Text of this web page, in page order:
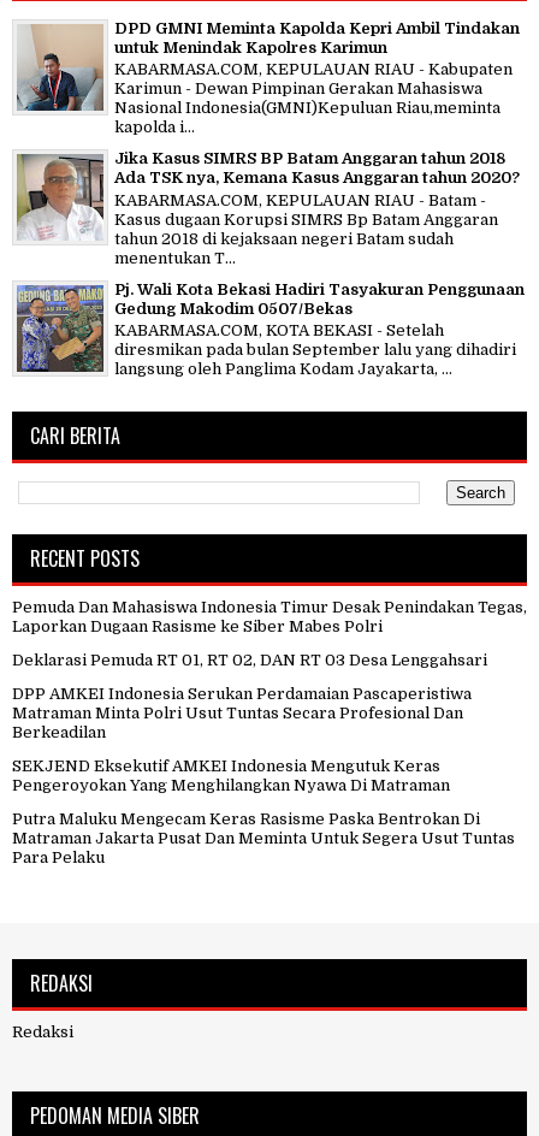
DPD GMNI Meminta Kapolda Kepri Ambil Tindakan
untuk Menindak Kapolres Karimun
KABARMASA.COM, KEPULAUAN RIAU - Kabupaten
Karimun - Dewan Pimpinan Gerakan Mahasiswa
Nasional Indonesia(GMNI)Kepuluan Riau,meminta
kapolda i...
Jika Kasus SIMRS BP Batam Anggaran tahun 2018
Ada TSK nya, Kemana Kasus Anggaran tahun 2020?
KABARMASA.COM, KEPULAUAN RIAU - Batam -
Kasus dugaan Korupsi SIMRS Bp Batam Anggaran
tahun 2018 di kejaksaan negeri Batam sudah
menentukan T...
Pj. Wali Kota Bekasi Hadiri Tasyakuran Penggunaan
Gedung Makodim 0507/Bekas
KABARMASA.COM, KOTA BEKASI - Setelah
diresmikan pada bulan September lalu yang dihadiri
langsung oleh Panglima Kodam Jayakarta, ...
CARI BERITA
RECENT POSTS
Pemuda Dan Mahasiswa Indonesia Timur Desak Penindakan Tegas,
Laporkan Dugaan Rasisme ke Siber Mabes Polri
Deklarasi Pemuda RT 01, RT 02, DAN RT 03 Desa Lenggahsari
DPP AMKEI Indonesia Serukan Perdamaian Pascaperistiwa
Matraman Minta Polri Usut Tuntas Secara Profesional Dan
Berkeadilan
SEKJEND Eksekutif AMKEI Indonesia Mengutuk Keras
Pengeroyokan Yang Menghilangkan Nyawa Di Matraman
Putra Maluku Mengecam Keras Rasisme Paska Bentrokan Di
Matraman Jakarta Pusat Dan Meminta Untuk Segera Usut Tuntas
Para Pelaku
REDAKSI
Redaksi
PEDOMAN MEDIA SIBER